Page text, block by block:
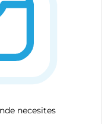
necesites